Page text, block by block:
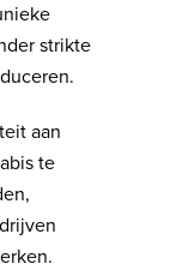
strikte
aan
te